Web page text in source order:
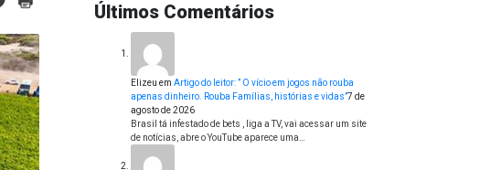
Últimos Comentários
Elizeu em Artigo do leitor: ” O vício em jogos não rouba
apenas dinheiro. Rouba Famílias, histórias e vidas”7 de
agosto de 2026
Brasil tá infestado de bets , liga a TV, vai acessar um site
de notícias, abre o YouTube aparece uma…